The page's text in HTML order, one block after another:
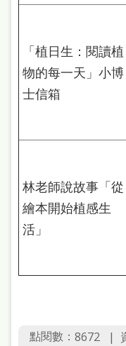
「植日生：閱讀植
物的每一天」小博
士信箱
林老師說故事「從
繪本開始植感生
活」
點閱數： 8672